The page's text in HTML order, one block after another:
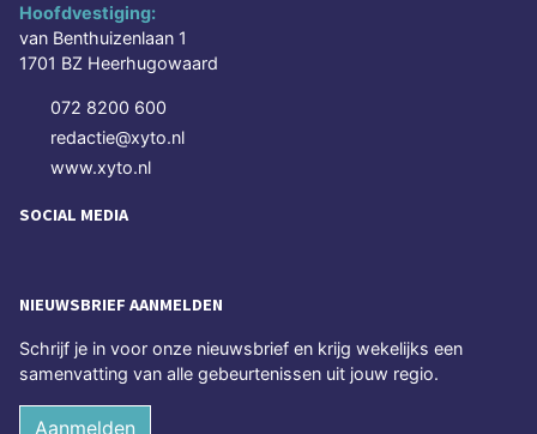
Hoofdvestiging:
van Benthuizenlaan 1
1701 BZ Heerhugowaard
072 8200 600
redactie@xyto.nl
www.xyto.nl
SOCIAL MEDIA
NIEUWSBRIEF AANMELDEN
Schrijf je in voor onze nieuwsbrief en krijg wekelijks een
samenvatting van alle gebeurtenissen uit jouw regio.
Aanmelden